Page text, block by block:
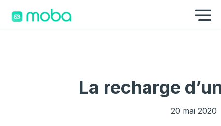
La recharge
20 mai 2020